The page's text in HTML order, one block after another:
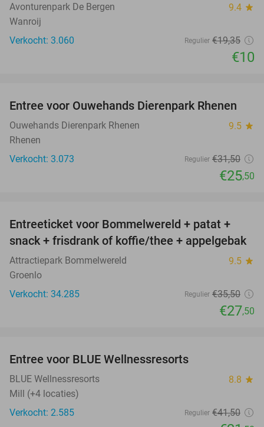
Avonturenpark De Bergen 9.4 star
Wanroij
Verkocht: 3.060
Regulier €19,35
€10
19%
Entree voor Ouwehands Dierenpark Rhenen
Ouwehands Dierenpark Rhenen 9.5 star
Rhenen
Verkocht: 3.073
Regulier €31,50
€25,50
23%
Entreeticket voor Bommelwereld + patat +
snack + frisdrank of koffie/thee + appelgebak
Attractiepark Bommelwereld 9.5 star
Groenlo
Verkocht: 34.285
Regulier €35,50
€27,50
Entree voor BLUE Wellnessresorts
BLUE Wellnessresorts 8.8 star
Mill (+4 locaties)
Verkocht: 2.585
Regulier €41,50